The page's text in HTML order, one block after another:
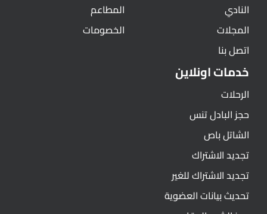
النادي
المجلات
اتصل بنا
المطاعم
الخصومات
خدمات اونلاين
الرحلات
حجز البادل تنس
الشاتل باص
تجديد الاشتراك
تجديد الاشتراك للغير
تحديث بيانات العضوية